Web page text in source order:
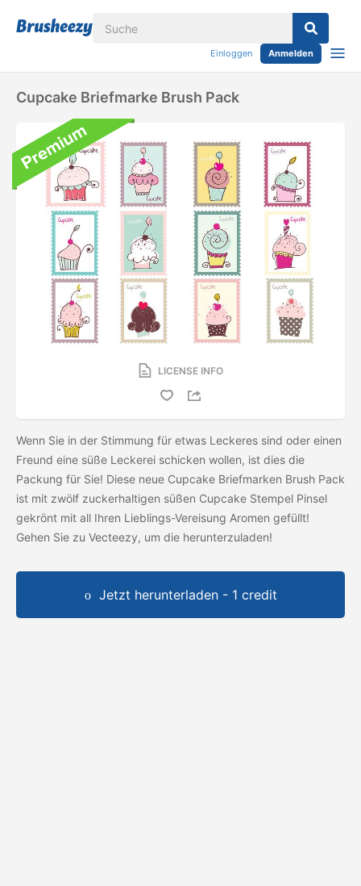
Einloggen Anmelden
Cupcake Briefmarke Brush Pack
LICENSE INFO
Wenn Sie in der Stimmung für etwas Leckeres sind oder einen
Freund eine süße Leckerei schicken wollen, ist dies die
Packung für Sie! Diese neue Cupcake Briefmarken Brush Pack
ist mit zwölf zuckerhaltigen süßen Cupcake Stempel Pinsel
gekrönt mit all Ihren Lieblings-Vereisung Aromen gefüllt!
Gehen Sie zu Vecteezy, um die herunterzuladen!
Jetzt herunterladen - 1 credit